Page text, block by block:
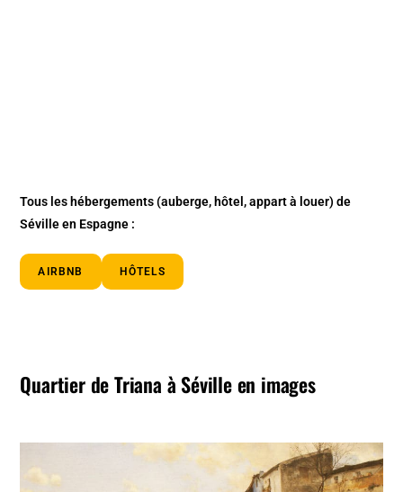
Tous les hébergements (auberge, hôtel, appart à louer) de
Séville en Espagne :
AIRBNB HÔTELS
Quartier de Triana à Séville en images